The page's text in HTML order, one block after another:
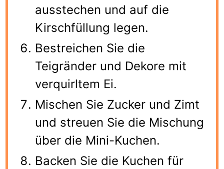
ausstechen und auf die
Kirschfüllung legen.
Bestreichen Sie die
Teigränder und Dekore mit
verquirltem Ei.
Mischen Sie Zucker und Zimt
und streuen Sie die Mischung
über die Mini-Kuchen.
Backen Sie die Kuchen für